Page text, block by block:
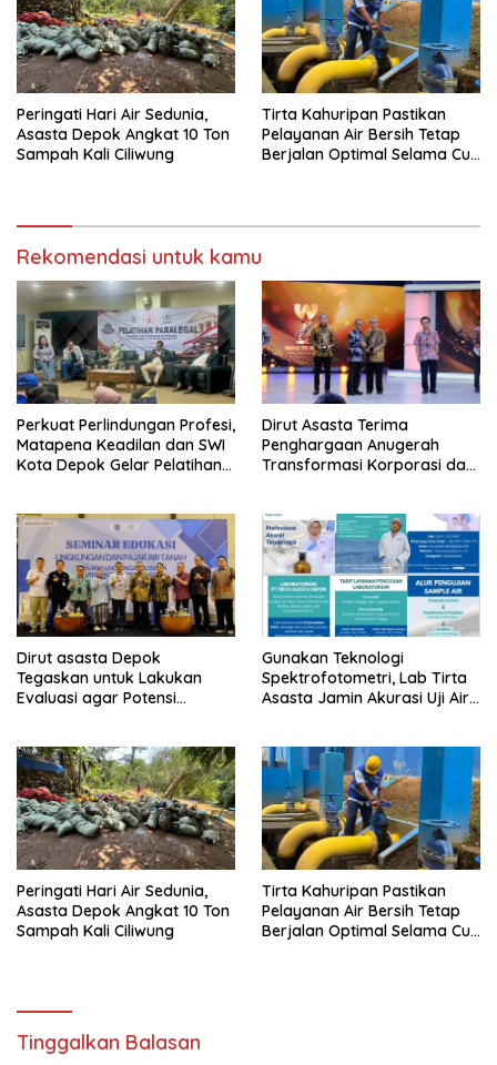
Peringati Hari Air Sedunia,
Asasta Depok Angkat 10 Ton
Sampah Kali Ciliwung
Tirta Kahuripan Pastikan
Pelayanan Air Bersih Tetap
Berjalan Optimal Selama Cuti
Rekomendasi untuk kamu
Perkuat Perlindungan Profesi,
Matapena Keadilan dan SWI
Kota Depok Gelar Pelatihan
Dirut Asasta Terima
Penghargaan Anugerah
Transformasi Korporasi dan
Dirut asasta Depok
Tegaskan untuk Lakukan
Evaluasi agar Potensi
Gunakan Teknologi
Spektrofotometri, Lab Tirta
Asasta Jamin Akurasi Uji Air
Peringati Hari Air Sedunia,
Asasta Depok Angkat 10 Ton
Sampah Kali Ciliwung
Tirta Kahuripan Pastikan
Pelayanan Air Bersih Tetap
Berjalan Optimal Selama Cuti
Tinggalkan Balasan